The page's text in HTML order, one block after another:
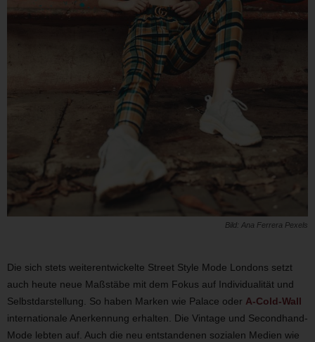
Bild: Ana Ferrera Pexels
Die sich stets weiterentwickelte Street Style Mode Londons setzt
auch heute neue Maßstäbe mit dem Fokus auf Individualität und
Selbstdarstellung. So haben Marken wie Palace oder A-Cold-Wall
internationale Anerkennung erhalten. Die Vintage und Secondhand-
Mode lebten auf. Auch die neu entstandenen sozialen Medien wie